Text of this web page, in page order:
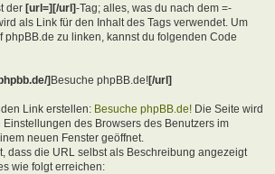
der [url=][/url]-Tag; alles, was du nach dem =-
als Link für den Inhalt des Tags verwendet. Um
phpBB.de zu linken, kannst du folgenden Code
]Besuche phpBB.de![/url]
Link erstellen: Besuche phpBB.de! Die Seite wird
des Browsers des Benutzers im
neuen Fenster geöffnet.
dass die URL selbst als Beschreibung angezeigt
wie folgt erreichen: